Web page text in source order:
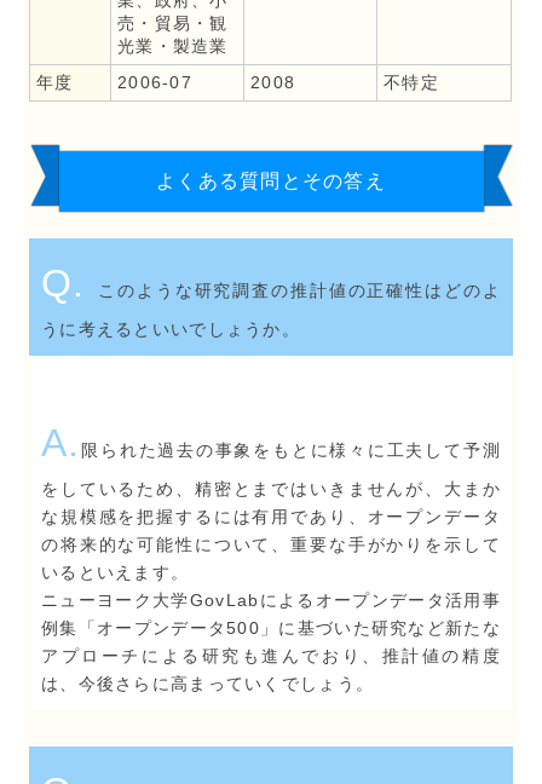
売・貿易・観
光業・製造業
年度 2006-07 2008 不特定
よくある質問とその答え
Q.
このような研究調査の推計値の正確性はどのよ
うに考えるといいでしょうか。
A. 限られた過去の事象をもとに様々に工夫して予測
をしているため、精密とまではいきませんが、大まか
な規模感を把握するには有用であり、オープンデータ
の将来的な可能性について、重要な手がかりを示して
いるといえます。
ニューヨーク大学GovLabによるオープンデータ活用事
例集「オープンデータ500」に基づいた研究など新たな
アプローチによる研究も進んでおり、推計値の精度
は、今後さらに高まっていくでしょう。